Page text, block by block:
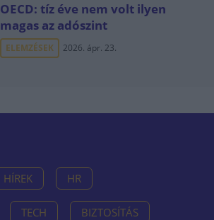
OECD: tíz éve nem volt ilyen
magas az adószint
ELEMZÉSEK 2026. ápr. 23.
HÍREK HR
TECH BIZTOSÍTÁS